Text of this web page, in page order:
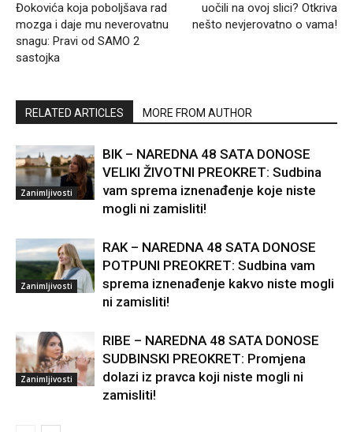
Đokovića koja poboljšava rad
mozga i daje mu neverovatnu
snagu: Pravi od SAMO 2
sastojka
uočili na ovoj slici? Otkriva
nešto nevjerovatno o vama!
RELATED ARTICLES MORE FROM AUTHOR
Zanimljivosti
BIK – NAREDNA 48 SATA DONOSE
VELIKI ŽIVOTNI PREOKRET: Sudbina
vam sprema iznenađenje koje niste
mogli ni zamisliti!
Zanimljivosti
RAK – NAREDNA 48 SATA DONOSE
POTPUNI PREOKRET: Sudbina vam
sprema iznenađenje kakvo niste mogli
ni zamisliti!
Zanimljivosti
RIBE – NAREDNA 48 SATA DONOSE
SUDBINSKI PREOKRET: Promjena
dolazi iz pravca koji niste mogli ni
zamisliti!